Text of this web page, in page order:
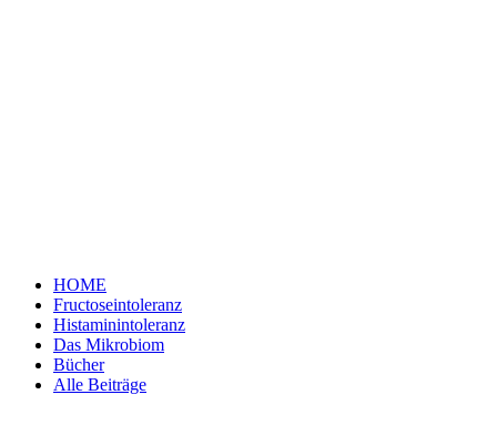
HOME
Fructoseintoleranz
Histaminintoleranz
Das Mikrobiom
Bücher
Alle Beiträge